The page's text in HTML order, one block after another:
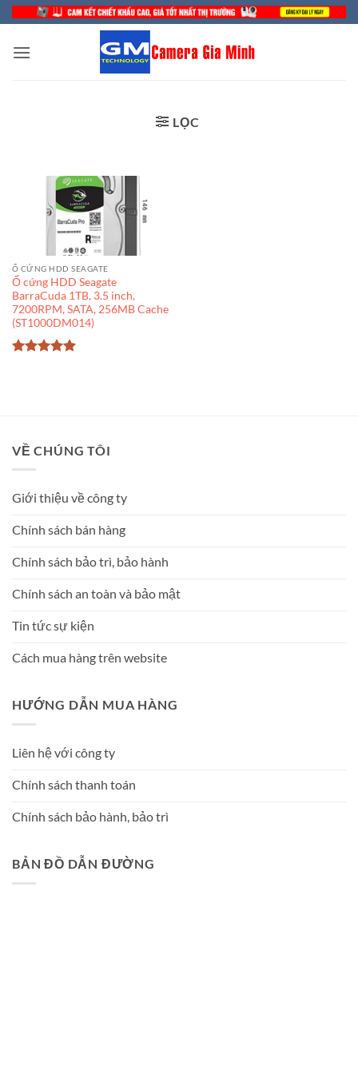
Bỏ
qua
nội
LỌC
Ổ CỨNG HDD SEAGATE
Ổ cứng HDD Seagate
BarraCuda 1TB, 3.5 inch,
7200RPM, SATA, 256MB Cache
(ST1000DM014)
VỀ CHÚNG TÔI
Giới thiệu về công ty
Chính sách bán hàng
Chính sách bảo trì, bảo hành
Chính sách an toàn và bảo mật
Tin tức sự kiện
Cách mua hàng trên website
HƯỚNG DẪN MUA HÀNG
Liên hệ với công ty
Chính sách thanh toán
Chính sách bảo hành, bảo trì
BẢN ĐỒ DẪN ĐƯỜNG